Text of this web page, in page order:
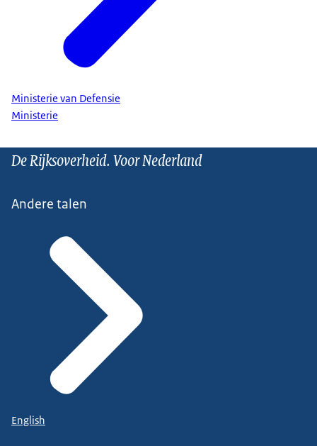
Ministerie van Defensie
Ministerie
De Rijksoverheid. Voor Nederland
Andere talen
English